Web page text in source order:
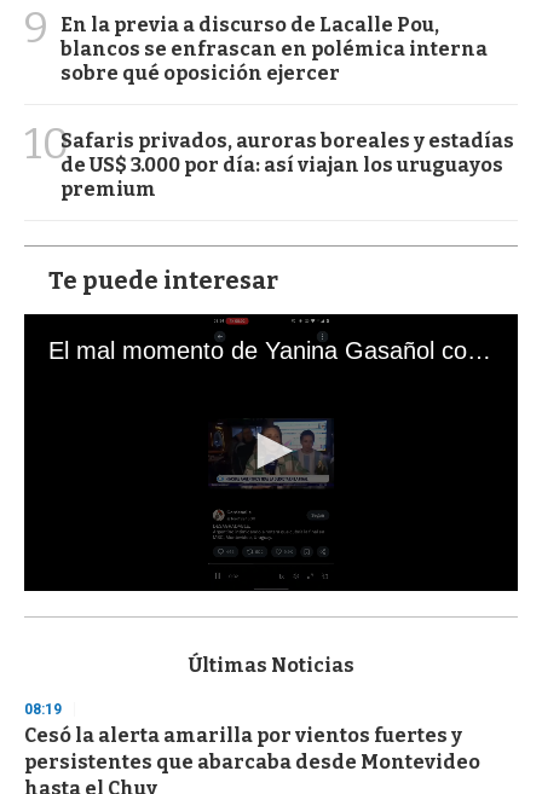
9
En la previa a discurso de Lacalle Pou,
blancos se enfrascan en polémica interna
sobre qué oposición ejercer
10Safaris privados, auroras boreales y estadías
de US$ 3.000 por día: así viajan los uruguayos
premium
Te puede interesar
El mal momento de Yanina Gasañol con un hincha argentino en "Subrayado"
s
d
s
o
f
Últimas Noticias
08:19
Cesó la alerta amarilla por vientos fuertes y
persistentes que abarcaba desde Montevideo
hasta el Chuy